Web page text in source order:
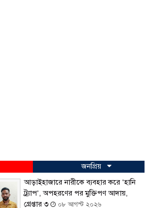
জনপ্রিয়
আড়াইহাজারে নারীকে ব্যবহার করে ‘হানি
ট্র্যাপ’, অপহরণের পর মুক্তিপণ আদায়,
গ্রেপ্তার ৩
০৮ আগস্ট ২০২৬